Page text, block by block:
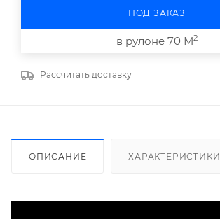
ПОД ЗАКАЗ
в рулоне 70 М2
Рассчитать доставку
ОПИСАНИЕ ХАРАКТЕРИСТИКИ